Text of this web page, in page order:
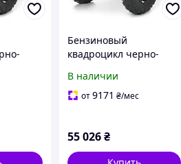
Бензиновый
квадроцикл черно-
7(MP3)
В наличии
от9171 ₴/мес
55 026 ₴